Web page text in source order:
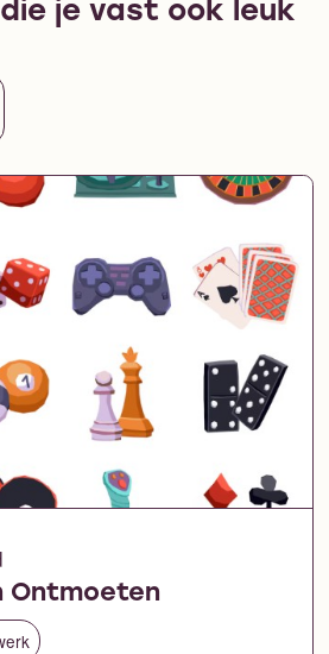
je vast ook leuk
Ontmoeten